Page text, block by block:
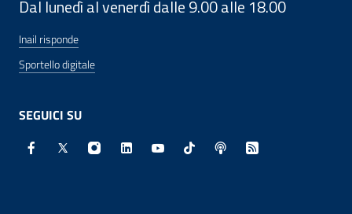
Dal lunedì al venerdì dalle 9.00 alle 18.00
Inail risponde
Sportello digitale
SEGUICI SU
Facebook - Sito esterno - Apertura in nuova finestra
X - Sito esterno - Apertura in nuova finestra
Instagram - Sito esterno - Apertura in
Linkedin - Sito esterno - Apertura in
Youtube - Sito esterno -
TikTok - Sito esterno -
Spreaker - Sito
Feed RSS -